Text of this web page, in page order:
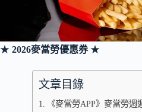
★ 2026麥當勞優惠券★
文章目錄
《麥當勞APP》麥當勞週